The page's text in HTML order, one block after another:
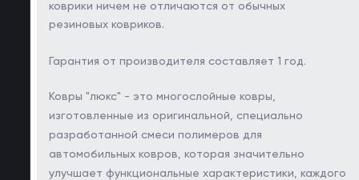
коврики ничем не отличаются от обычных
резиновых ковриков.
Гарантия от производителя составляет 1 год.
Ковры "люкс" - это многослойные ковры,
изготовленные из оригинальной, специально
разработанной смеси полимеров для
автомобильных ковров, которая значительно
улучшает функциональные характеристики, каждого